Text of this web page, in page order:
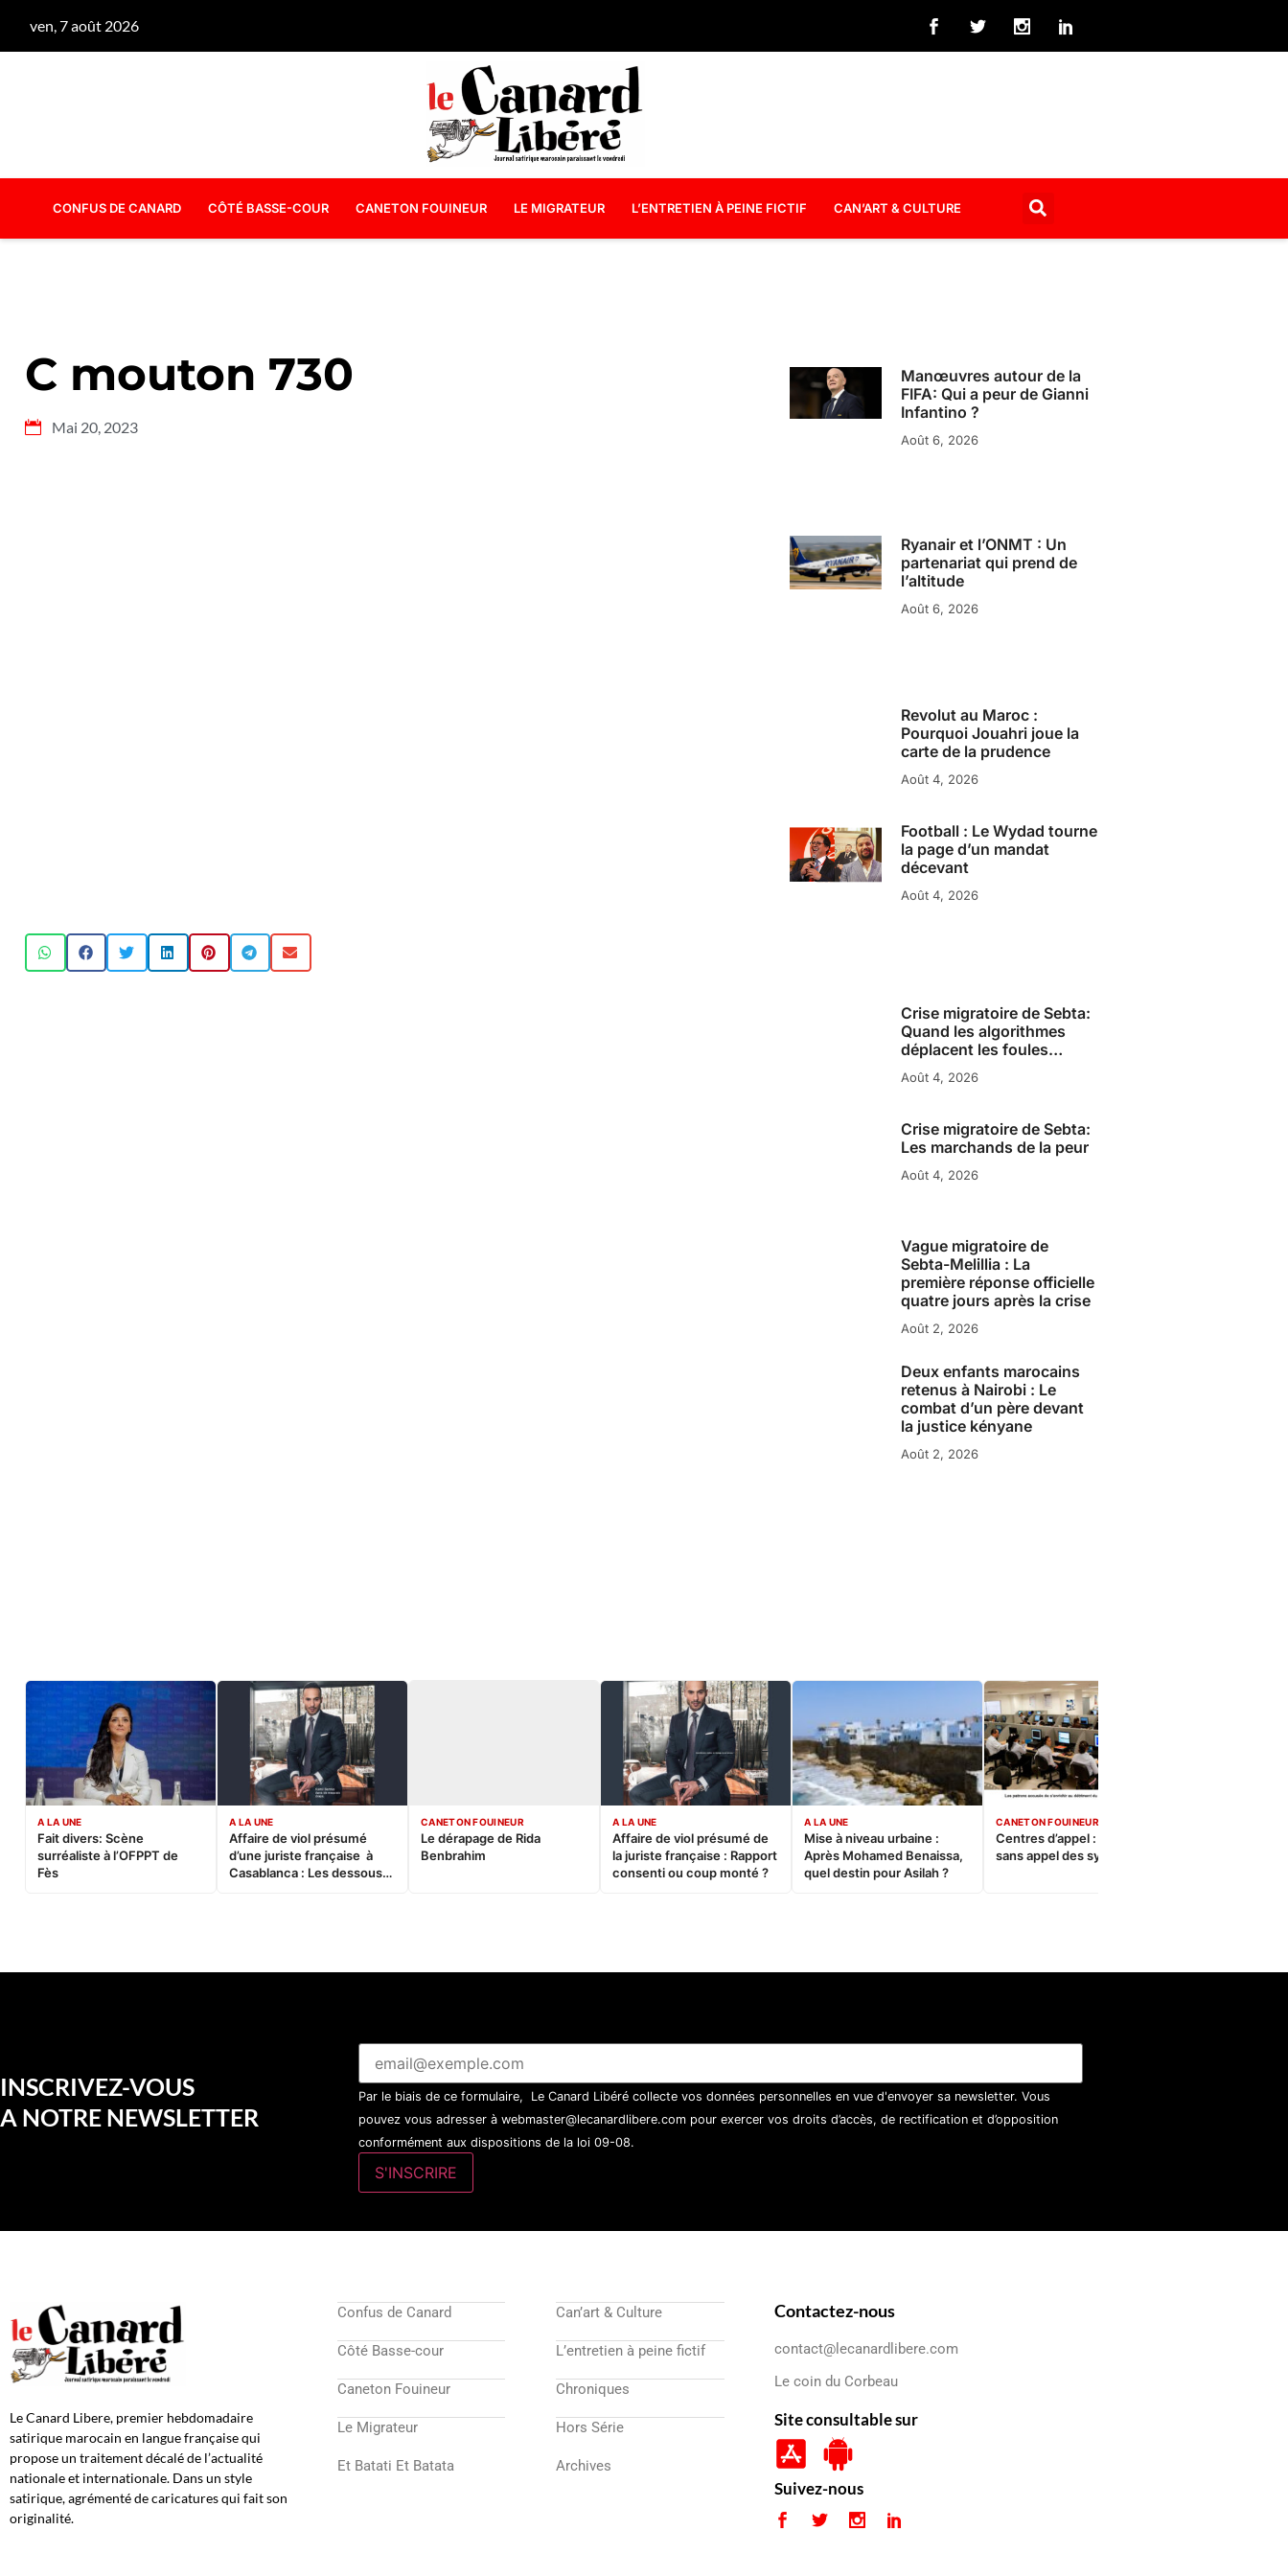
ven, 7 août 2026
CONFUS DE CANARD CÔTÉ BASSE-COUR CANETON FOUINEUR LE MIGRATEUR L’ENTRETIEN À PEINE FICTIF CAN’ART & CULTURE
C mouton 730
Mai 20, 2023
Manœuvres autour de la
FIFA: Qui a peur de Gianni
Infantino ?
Août 6, 2026
Ryanair et l’ONMT : Un
partenariat qui prend de
l’altitude
Août 6, 2026
Revolut au Maroc :
Pourquoi Jouahri joue la
carte de la prudence
Août 4, 2026
Football : Le Wydad tourne
la page d’un mandat
décevant
Août 4, 2026
Crise migratoire de Sebta:
Quand les algorithmes
déplacent les foules…
Août 4, 2026
Crise migratoire de Sebta:
Les marchands de la peur
Août 4, 2026
Vague migratoire de
Sebta-Melillia : La
première réponse officielle
quatre jours après la crise
Août 2, 2026
Deux enfants marocains
retenus à Nairobi : Le
combat d’un père devant
la justice kényane
Août 2, 2026
A LA UNE
Fait divers: Scène
surréaliste à l’OFPPT de
Fès
A LA UNE
Affaire de viol présumé
d’une juriste française à
Casablanca : Les dessous
CANETON FOUINEUR
Le dérapage de Rida
Benbrahim
A LA UNE
Affaire de viol présumé de
la juriste française : Rapport
consenti ou coup monté ?
A LA UNE
Mise à niveau urbaine :
Après Mohamed Benaissa,
quel destin pour Asilah ?
CANETON FOUINEUR
Centres d’appel : Le constat
sans appel des syndicats
INSCRIVEZ-VOUS
A NOTRE NEWSLETTER
Par le biais de ce formulaire, Le Canard Libéré collecte vos données personnelles en vue d'envoyer sa newsletter. Vous
pouvez vous adresser à webmaster@lecanardlibere.com pour exercer vos droits d’accès, de rectification et d’opposition
conformément aux dispositions de la loi 09-08.
Le Canard Libere, premier hebdomadaire
satirique marocain en langue française qui
propose un traitement décalé de l’actualité
nationale et internationale. Dans un style
satirique, agrémenté de caricatures qui fait son
originalité.
Confus de Canard
Côté Basse-cour
Caneton Fouineur
Le Migrateur
Et Batati Et Batata
Can’art & Culture
L’entretien à peine fictif
Chroniques
Hors Série
Archives
Contactez-nous
contact@lecanardlibere.com
Le coin du Corbeau
Site consultable sur
Suivez-nous